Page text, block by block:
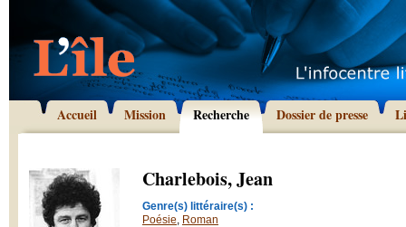
Accueil Mission Recherche Dossier de presse
Charlebois, Jean
Genre(s) littéraire(s) :
Poésie, Roman